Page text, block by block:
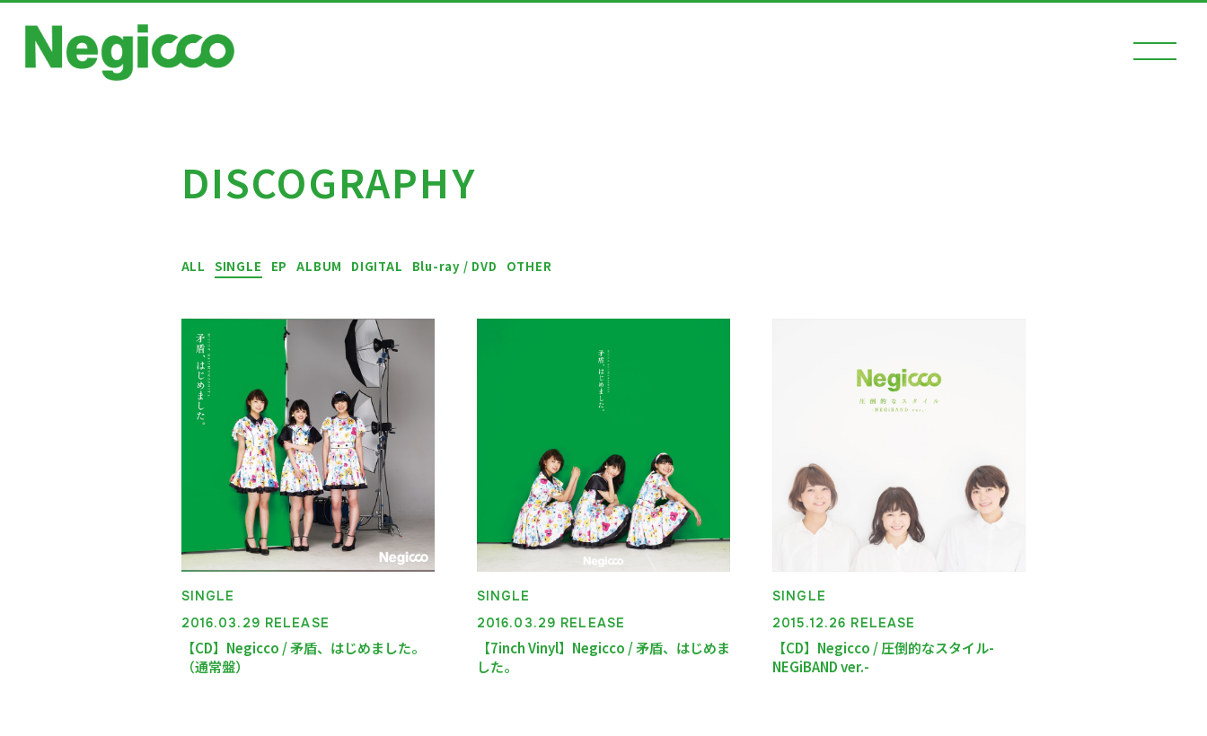
SCHEDULE
PROFILE
DISCOGRAPHY
こんにちネギネギ！（メルマガ、回覧
DISCOGRAPHY
ALL SINGLE EP ALBUM DIGITAL Blu-ray / DVD OTHER
SINGLE
2016.03.29 RELEASE
【CD】Negicco / 矛盾、はじめました。
（通常盤）
SINGLE
2016.03.29 RELEASE
【7inch Vinyl】Negicco / 矛盾、はじめま
した。
SINGLE
2015.12.26 RELEASE
【CD】Negicco / 圧倒的なスタイル-
NEGiBAND ver.-